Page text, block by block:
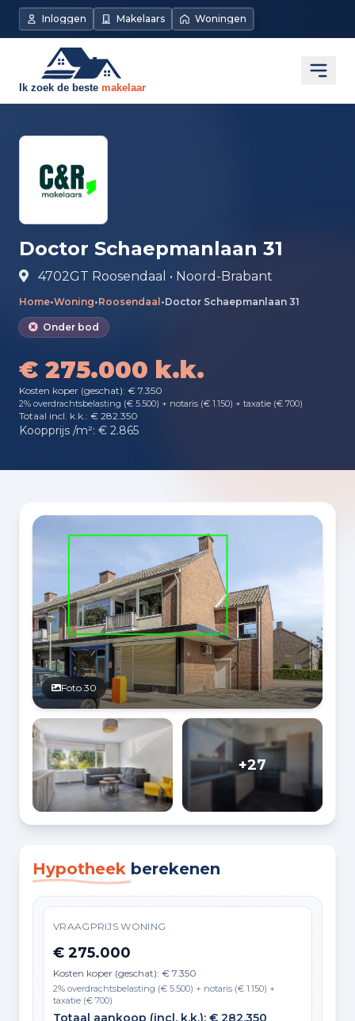
Direct naar de inhoud
Inloggen Makelaars Woningen
Doctor Schaepmanlaan 31
4702GT Roosendaal • Noord-Brabant
Home•Woning•Roosendaal •Doctor Schaepmanlaan 31
Onder bod
€ 275.000 k.k.
Kosten koper (geschat): € 7.350
2% overdrachtsbelasting (€ 5.500) + notaris (€ 1.150) + taxatie (€ 700)
Totaal incl. k.k.: € 282.350
Koopprijs /m²: € 2.865
Fotogalerij
Foto 30
+27
Hypotheek berekenen
VRAAGPRIJS WONING
€ 275.000
Kosten koper (geschat): € 7.350
2% overdrachtsbelasting (€ 5.500) + notaris (€ 1.150) +
taxatie (€ 700)
Totaal aankoop (incl. k.k.): € 282.350